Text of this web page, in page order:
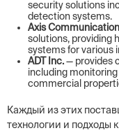
security solutions
detection systems.
Axis
solutions, providing
systems for various
ADT Inc.— provides
including
commercial
Каждый из этих
технологии и подходы